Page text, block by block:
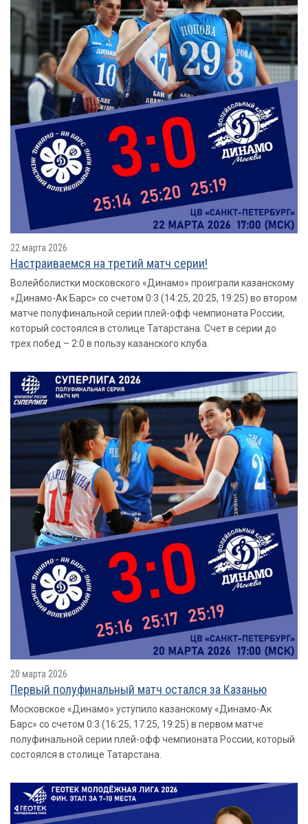
22 марта 2026
Настраиваемся на третий матч серии!
Волейболистки московского «Динамо» проиграли казанскому
«Динамо-Ак Барс» со счетом 0:3 (14:25, 20:25, 19:25) во втором
матче полуфинальной серии плей-офф чемпионата России,
который состоялся в столице Татарстана. Счет в серии до
трех побед – 2:0 в пользу казанского клуба.
20 марта 2026
Первый полуфинальный матч остался за Казанью
Московское «Динамо» уступило казанскому «Динамо-Ак
Барс» со счетом 0:3 (16:25, 17:25, 19:25) в первом матче
полуфинальной серии плей-офф чемпионата России, который
состоялся в столице Татарстана.